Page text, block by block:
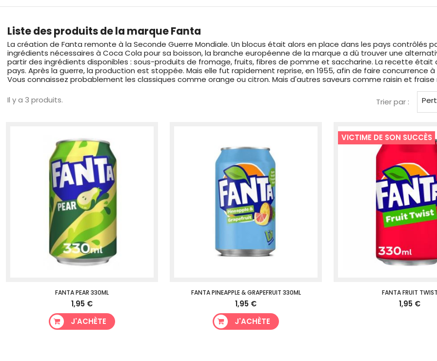
Liste des produits de la marque Fanta
La création de Fanta remonte à la Seconde Guerre Mondiale. Un blocus était alors en place dans les pays contrôlés
ingrédients nécessaires à Coca Cola pour sa boisson, la branche européenne de la marque a dû trouver une
partir des ingrédients disponibles : sous-produits de fromage, fruits, fibres de pomme et saccharine. La recette
pays. Après la guerre, la production est stoppée. Mais elle fut rapidement reprise, en 1955, afin de faire concurrence
Vous connaissez probablement les classiques comme orange ou citron. Mais d'autres saveurs comme raisin et
Il y a 3 produits. Trier par :
FANTA PEAR 330ML
1,95 €
J'ACHÈTE
FANTA PINEAPPLE & GRAPEFRUIT 330ML
1,95 €
J'ACHÈTE
FANTA FRUIT
1,95 €
VICTIME DE SON SUCCÈS